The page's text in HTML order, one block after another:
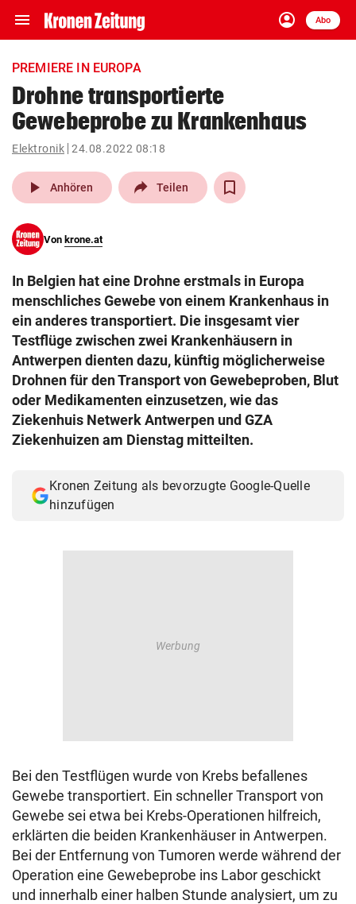
menu Navigation
ein-/ausklappen
account_circle
Anmelden
Abo
close Schließen
account_circle Anmelden
arrow_right
pin_drop
Wien arrow_right
search
eingeben
© Krone Multimedia GmbH & Co KG 2026
Muthgasse 2, 1190 Wien
PREMIERE IN EUROPA
Drohne transportierte
Gewebeprobe zu Krankenhaus
Elektronik 24.08.2022 08:18
play_arrow Anhören Teilen
Von krone.at
In Belgien hat eine Drohne erstmals in Europa
menschliches Gewebe von einem Krankenhaus in
ein anderes transportiert. Die insgesamt vier
Testflüge zwischen zwei Krankenhäusern in
Antwerpen dienten dazu, künftig möglicherweise
Drohnen für den Transport von Gewebeproben, Blut
oder Medikamenten einzusetzen, wie das
Ziekenhuis Netwerk Antwerpen und GZA
Ziekenhuizen am Dienstag mitteilten.
Kronen Zeitung als bevorzugte Google-Quelle
hinzufügen
Bei den Testflügen wurde von Krebs befallenes
Gewebe transportiert. Ein schneller Transport von
Gewebe sei etwa bei Krebs-Operationen hilfreich,
erklärten die beiden Krankenhäuser in Antwerpen.
Bei der Entfernung von Tumoren werde während der
Operation eine Gewebeprobe ins Labor geschickt
und innerhalb einer halben Stunde analysiert, um zu